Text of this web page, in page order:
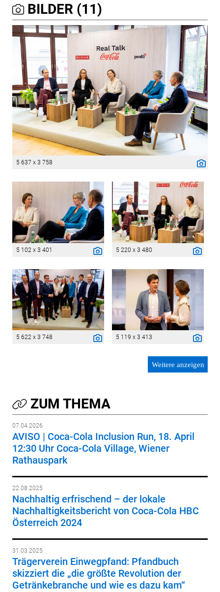
BILDER (11)
5 637 x 3 758
5 102 x 3 401 5 220 x 3 480
5 622 x 3 748 5 119 x 3 413
Weitere anzeigen
ZUM THEMA
07.04.2026
AVISO | Coca-Cola Inclusion Run, 18. April
12:30 Uhr Coca-Cola Village, Wiener
Rathauspark
22.08.2025
Nachhaltig erfrischend – der lokale
Nachhaltigkeitsbericht von Coca-Cola HBC
Österreich 2024
31.03.2025
Trägerverein Einwegpfand: Pfandbuch
skizziert die „die größte Revolution der
Getränkebranche und wie es dazu kam“